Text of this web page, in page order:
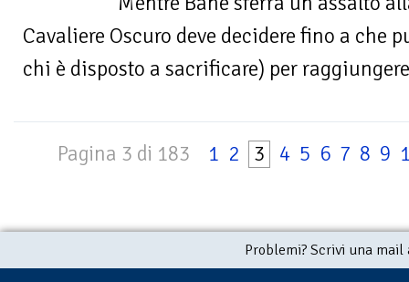
Cavaliere Oscuro deve decidere fino a che
chi è disposto a sacrificare) per
Pagina 3 di 183 1 2 3 4 5 6 7 8 9
Problemi? Scrivi una